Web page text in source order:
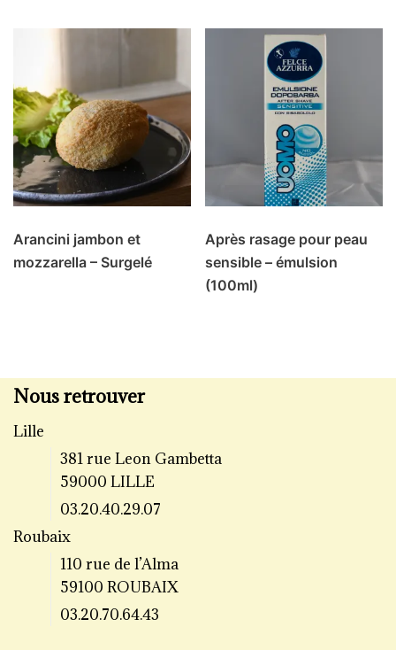
Arancini jambon et
mozzarella – Surgelé
Après rasage pour peau
sensible – émulsion
(100ml)
Nous retrouver
Lille
381 rue Leon Gambetta
59000 LILLE
03.20.40.29.07
Roubaix
110 rue de l’Alma
59100 ROUBAIX
03.20.70.64.43